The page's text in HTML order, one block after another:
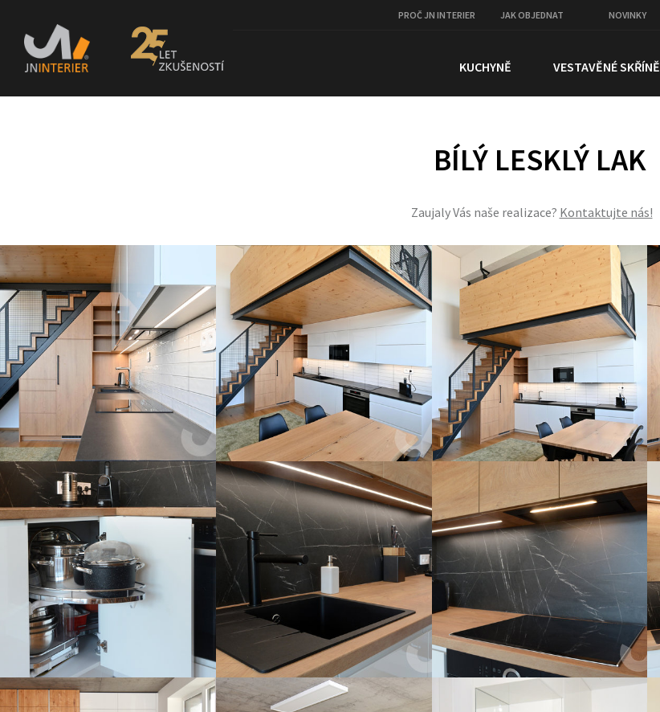
KUCHYNĚ VESTAVĚNÉ SKŘÍNĚ
PROČ JN INTERIER JAK OBJEDNAT NOVINKY
BÍLÝ LESKLÝ LAK
Zaujaly Vás naše realizace? Kontaktujte nás!